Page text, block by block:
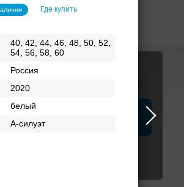
Где купить
40, 42, 44, 46, 48, 50, 52,
54, 56, 58, 60
Россия
2020
белый
А-силуэт
Журнал